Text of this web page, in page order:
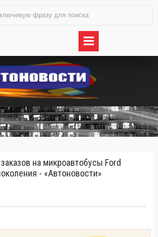
на микроавтобусы Ford
- «Автоновости»